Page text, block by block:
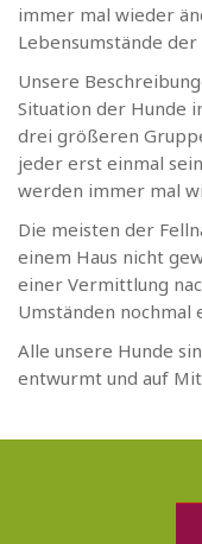
immer mal wieder
Lebensumstände
Unsere
Situation der Hunde
drei größeren
jeder erst einmal
werden immer mal
Die meisten der
einem Haus nicht
einer Vermittlung
Umständen nochmal
Alle unsere Hunde
entwurmt und auf